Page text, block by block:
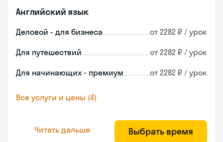
Английский язык
Деловой - для бизнеса от 2282 ₽ / урок
Для путешествий от 2282 ₽ / урок
Для начинающих - премиум от 2282 ₽ / урок
Все услуги и цены (4)
Читать дальше Выбрать время